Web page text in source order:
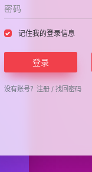
记住我的登录信息
登录
没有账号？注册 /找回密码